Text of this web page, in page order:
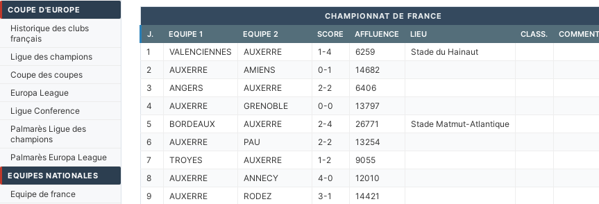
COUPE D'EUROPE
Historique des clubs
français
Ligue des champions
Coupe des coupes
Europa League
Ligue Conference
Palmarès Ligue des
champions
Palmarès Europa League
EQUIPES NATIONALES
Equipe de france
CHAMPIONNAT DE FRANCE
J.
EQUIPE 1 EQUIPE 2 SCORE AFFLUENCE LIEU CLASS.
1 VALENCIENNES AUXERRE 1-4 6259
Stade du Hainaut
2
AUXERRE AMIENS 0-1
14682
3
ANGERS AUXERRE 2-2
6406
4
AUXERRE GRENOBLE 0-0
13797
5
BORDEAUX AUXERRE 2-4 26771
Stade Matmut-Atlantique
6
AUXERRE PAU 2-2
13254
7
TROYES AUXERRE 1-2
9055
8
AUXERRE ANNECY 4-0
12010
9
AUXERRE RODEZ 3-1
14421